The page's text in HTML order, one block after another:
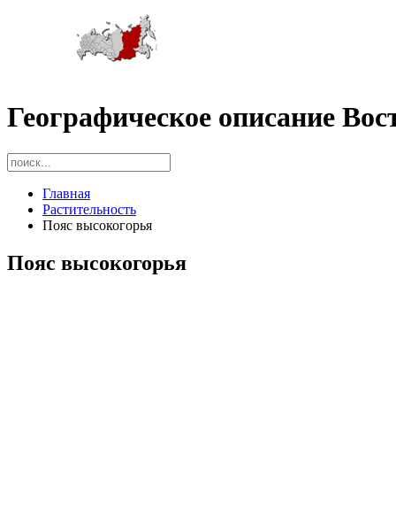
Географическое описание
Главная
Растительность
Пояс высокогорья
Пояс высокогорья